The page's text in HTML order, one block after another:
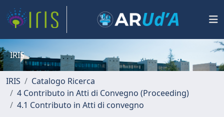
IRIS
IRIS
Catalogo Ricerca
4 Contributo in Atti di Convegno (Proceeding)
4.1 Contributo in Atti di convegno